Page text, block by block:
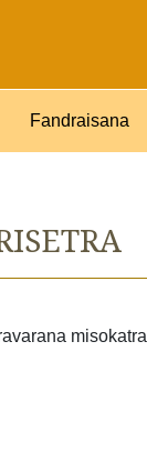
Fandraisana
misokatra